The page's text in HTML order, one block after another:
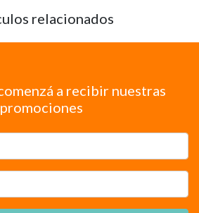
relacionados
a recibir nuestras
promociones